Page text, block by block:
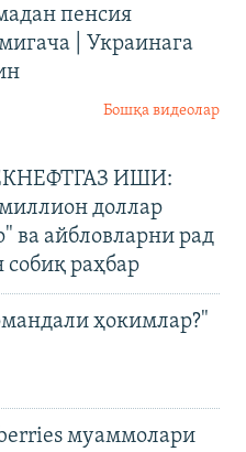
пенсия
| Украинага
Бошқа видеолар
ИШИ:
доллар
ва айбловларни рад
собиқ раҳбар
ҳокимлар?"
муаммолари